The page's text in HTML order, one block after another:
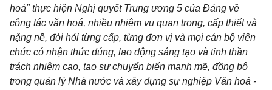
hoá" thực hiện Nghị quyết Trung ương 5 của Đảng về
công tác văn hoá, nhiều nhiệm vụ quan trọng, cấp thiết và
nặng nề, đòi hỏi từng cấp, từng đơn vị và mọi cán bộ viên
chức có nhận thức đúng, lao động sáng tạo và tinh thần
trách nhiệm cao, tạo sự chuyển biến mạnh mẽ, đồng bộ
trong quản lý Nhà nước và xây dựng sự nghiệp Văn hoá -